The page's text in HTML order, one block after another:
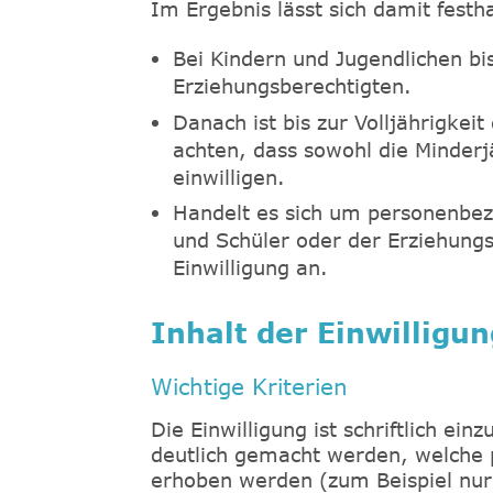
Im Ergebnis lässt sich damit
Bei Kindern und Jugendlichen
Erziehungsberechtigten.
Danach ist bis zur
achten, dass sowohl die
einwilligen.
Handelt es sich um
und Schüler oder der
Einwilligung an.
Inhalt der
Wichtige Kriterien
Die Einwilligung ist schriftlich
deutlich gemacht werden,
erhoben werden (zum Beispiel